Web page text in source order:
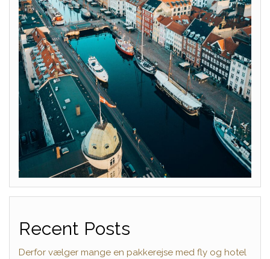
Recent Posts
Derfor vælger mange en pakkerejse med fly og hotel